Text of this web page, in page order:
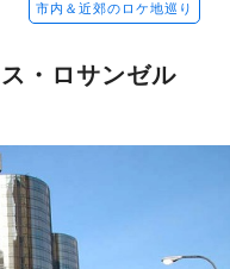
市内＆近郊のロケ地巡り
・ロサンゼル